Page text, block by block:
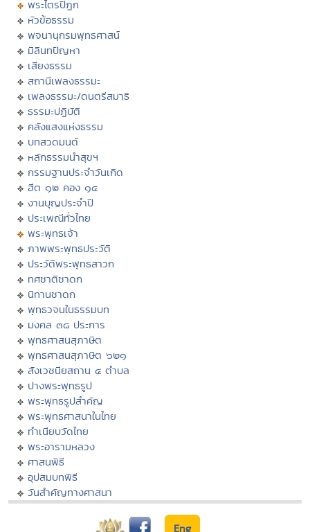
พระไตรปิฏก
หัวข้อธรรม
พจนานุกรมพุทธศาสน์
มิลินทปัญหา
เสียงธรรม
สถานีเพลงธรรมะ
เพลงธรรมะ/ดนตรีสมาธิ
ธรรมะปฏิบัติ
คลังแสงแห่งธรรม
บทสวดมนต์
หลักธรรมนำสุขฯ
กรรมฐานประจำวันเกิด
ฮีต ๑๒ คอง ๑๔
งานบุญประจำปี
ประเพณีทั่วไทย
พระพุทธเจ้า
ภาพพระพุทธประวัติ
ประวัติพระพุทธสาวก
ทศชาติชาดก
นิทานชาดก
พุทธวจนในธรรมบท
มงคล ๓๘ ประการ
พุทธศาสนสุภาษิต
พุทธศาสนสุภาษิต ๖๒๑
สังเวชนียสถาน ๔ ตำบล
ปางพระพุทธรูป
พระพุทธรูปสำคัญ
พระพุทธศาสนาในไทย
ทำเนียบวัดไทย
พระอารามหลวง
ศาสนพิธี
อุปสมบทพิธี
วันสำคัญทางศาสนา
Eng